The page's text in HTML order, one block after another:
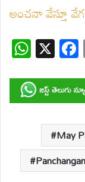
అంచనా వేస్తూ
W
h
at
s
A
p
p
X
May